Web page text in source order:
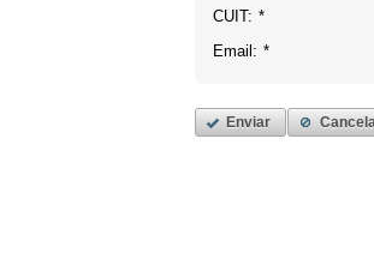
CUIT: *
Email: *
Enviar